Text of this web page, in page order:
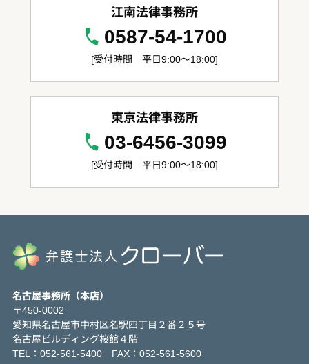
江南法律事務所
0587-54-1700
[受付時間 平日9:00～18:00]
東京法律事務所
03-6456-3099
[受付時間 平日9:00～18:00]
名古屋事務所（本店）
〒450-0002
愛知県名古屋市中村区名駅四丁目２番２５号
名古屋ビルディング桜館４階
TEL：052-561-5400 FAX：052-561-5600